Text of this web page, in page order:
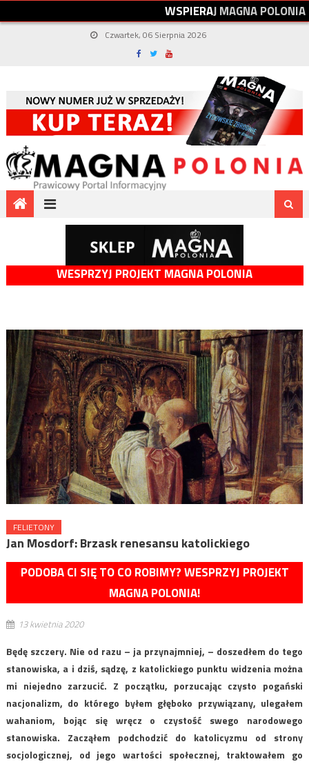
WSPIERAJMAGNAPOLONIA
Czwartek, 06 Sierpnia 2026
WESPRZYJ PROJEKT MAGNA POLONIA
FELIETONY
Jan Mosdorf: Brzask renesansu katolickiego
PODOBA CI SIĘ TO CO ROBIMY? WESPRZYJ PROJEKT
MAGNA POLONIA!
13 kwietnia 2020
Będę szczery. Nie od razu – ja przynajmniej, – doszedłem do tego
stanowiska, a i dziś, sądzę, z katolickiego punktu widzenia można
mi niejedno zarzucić. Z początku, porzucając czysto pogański
nacjonalizm, do którego byłem głęboko przywiązany, ulegałem
wahaniom, bojąc się wręcz o czystość swego narodowego
stanowiska. Zacząłem podchodzić do katolicyzmu od strony
socjologicznej, od jego wartości społecznej, traktowałem go